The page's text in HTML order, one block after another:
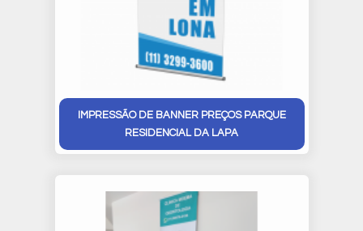
IMPRESSÃO DE BANNER PREÇOS PARQUE
RESIDENCIAL DA LAPA